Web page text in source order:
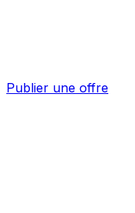
Publier une offre